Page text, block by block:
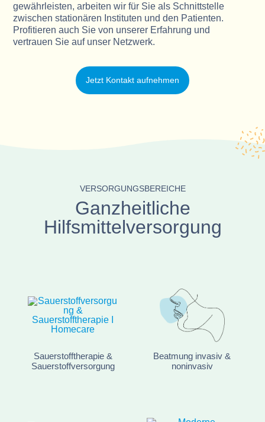
gewährleisten, arbeiten wir für Sie als Schnittstelle
zwischen stationären Instituten und den Patienten.
Profitieren auch Sie von unserer Erfahrung und
vertrauen Sie auf unser Netzwerk.
Jetzt Kontakt aufnehmen
VERSORGUNGSBEREICHE
Ganzheitliche
Hilfsmittelversorgung
Sauerstofftherapie &
Sauerstoffversorgung
Beatmung invasiv &
noninvasiv